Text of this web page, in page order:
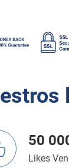
50
Likes